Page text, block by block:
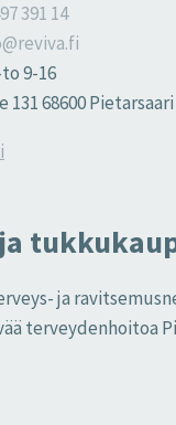
391 14
9-16
131 68600 Pietarsaari
ja
terveydenhoitoa